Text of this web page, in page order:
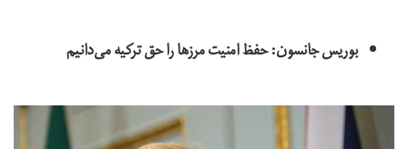
بوریس جانسون: حفظ امنیت مرزها را حق ترکیه می‌دانیم